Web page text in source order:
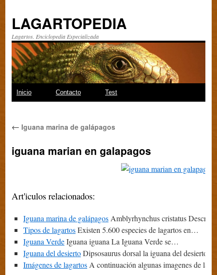
LAGARTOPEDIA
Lagartos. Enciclopedia Especializada
Saltar
contenido
Inicio Contacto Test
← Iguana marina de galápagos
iguana marian en galapagos
Art'iculos relacionados:
Iguana marina de galápagosAmblyrhynchus cristatus
Tipos de lagartosExisten 5.600 especies de lagartos en…
Iguana VerdeIguana iguana La Iguana Verde se…
Iguana del desiertoDipsosaurus dorsal la iguana del desierto…
Imágenes de lagartosA continuación algunas imagenes de